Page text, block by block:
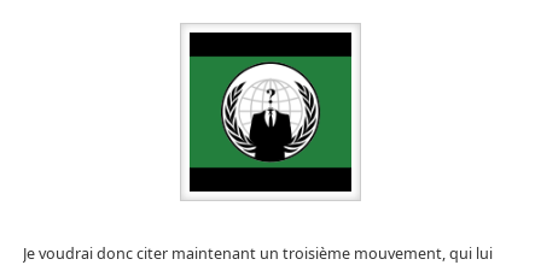
Je voudrai donc citer maintenant un troisième mouvement, qui lui